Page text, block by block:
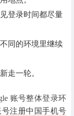
登录时间都尽量
同的环境里继续
走一轮。
账号整体登录环
注册中国手机号